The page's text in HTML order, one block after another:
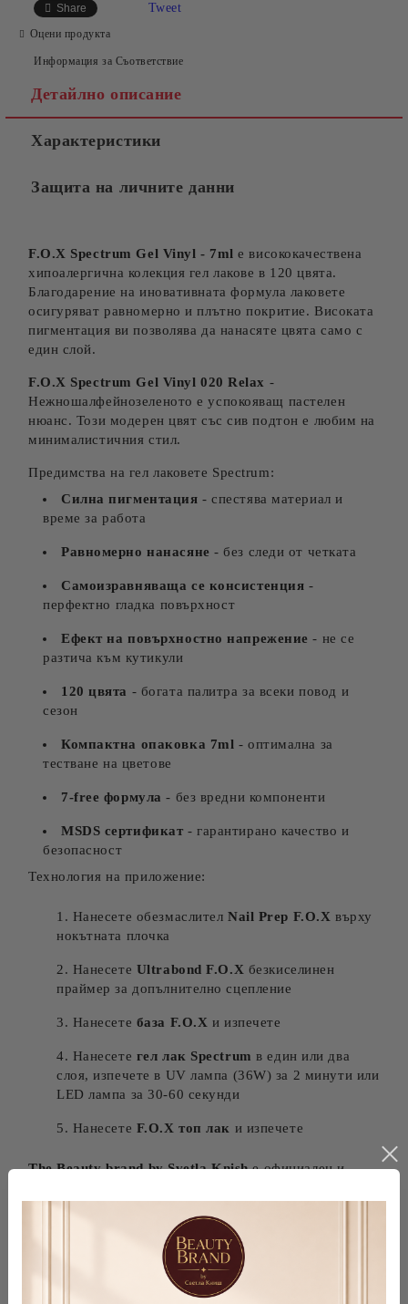
Съгласен съм с
Ние ще се свържем с вас в рамките на работния ден.
Share Tweet
Оцени продукта
Информация за Съответствие
Детайлно описание
Характеристики
Защита на личните данни
F.O.X Spectrum Gel Vinyl - 7ml е висококачествена
хипоалергична колекция гел лакове в 120 цвята.
Благодарение на иновативната формула лаковете
осигуряват равномерно и плътно покритие. Високата
пигментация ви позволява да нанасяте цвята само с
един слой.
F.O.X Spectrum Gel Vinyl 020 Relax -
Нежношалфейнозеленото е успокояващ пастелен
нюанс. Този модерен цвят със сив подтон е любим на
минималистичния стил.
Предимства на гел лаковете Spectrum:
Силна пигментация - спестява материал и
време за работа
Равномерно нанасяне - без следи от четката
Самоизравняваща се консистенция -
перфектно гладка повърхност
Ефект на повърхностно напрежение - не се
разтича към кутикули
120 цвята - богата палитра за всеки повод и
сезон
Компактна опаковка 7ml - оптимална за
тестване на цветове
7-free формула - без вредни компоненти
MSDS сертификат - гарантирано качество и
безопасност
Технология на приложение:
Нанесете обезмаслителNail Prep F.O.X върху
нокътната плочка
Нанесете Ultrabond F.O.X безкиселинен
праймер за допълнително сцепление
Нанесете база F.O.X и изпечете
Нанесете гел лак Spectrum в един или два
слоя, изпечете в UV лампа (36W) за 2 минути или
LED лампа за 30-60 секунди
Нанесете F.O.X топ лак и изпечете
The Beauty brand by Svetla Knishе официален и
Гарантираме 100% автентични продукти с MSDS
сертификати и бърза доставка в цяла България.